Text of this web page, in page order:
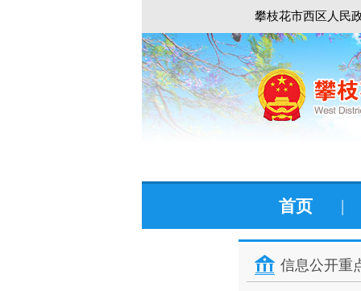
攀枝花市西区人民
首页 |
信息公开重